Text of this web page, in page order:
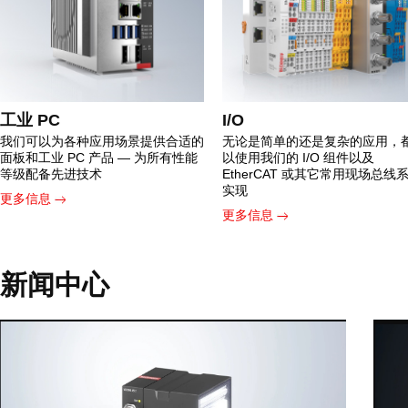
工业 PC
我们可以为各种应用场景提供合适的
面板和工业 PC 产品 — 为所有性能
等级配备先进技术
更多信息
I/O
无论是简单的还是复杂的应用，
以使用我们的 I/O 组件以及
EtherCAT 或其它常用现场总线
实现
更多信息
新闻中心